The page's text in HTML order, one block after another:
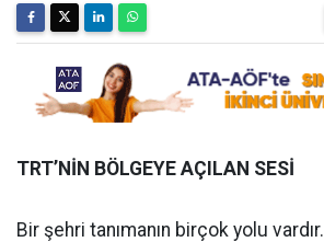
TRT’NİN BÖLGEYE AÇILAN SESİ
Bir şehri tanımanın birçok yolu vardır.